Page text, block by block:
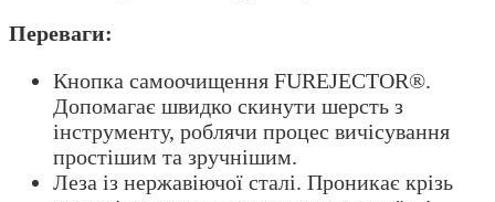
Переваги:
Кнопка самоочищення FUREJECTOR®.
Допомагає швидко скинути шерсть з
інструменту, роблячи процес вичісування
простішим та зручнішим.
Леза із нержавіючої сталі. Проникає крізь